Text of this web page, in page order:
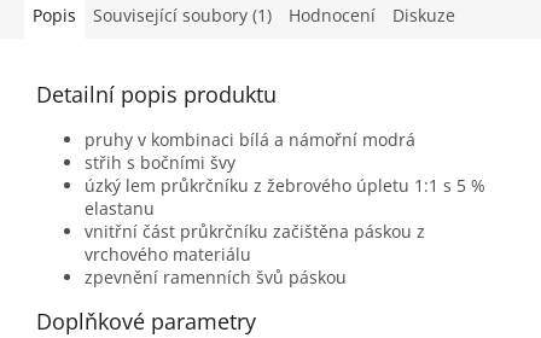
Popis Související soubory (1) Hodnocení Diskuze
Detailní popis produktu
pruhy v kombinaci bílá a námořní modrá
střih s bočními švy
úzký lem průkrčníku z žebrového úpletu 1:1 s 5 %
elastanu
vnitřní část průkrčníku začištěna páskou z
vrchového materiálu
zpevnění ramenních švů páskou
Doplňkové parametry